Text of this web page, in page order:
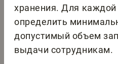
хранения. Для
определить
допустимый объем
выдачи сотрудникам.